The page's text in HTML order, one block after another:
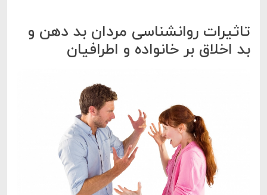
تاثیرات روانشناسی مردان بد دهن و
بد اخلاق بر خانواده و اطرافیان